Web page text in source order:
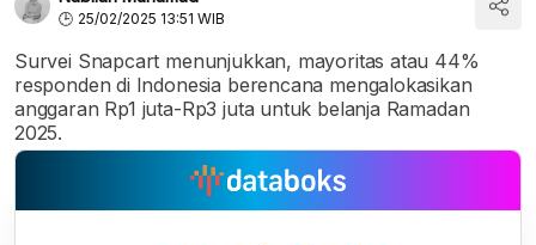
25/02/2025 13:51 WIB
Survei Snapcart menunjukkan, mayoritas atau 44%
responden di Indonesia berencana mengalokasikan
anggaran Rp1 juta-Rp3 juta untuk belanja Ramadan
2025.